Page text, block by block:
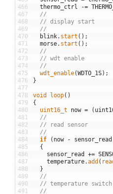
466
467
468
469
470
471
472
473
474
475
476
477
478
479
480
481
482
483
484
485
486
487
488
489
490
491
thermo_ctrl
-=
//
// display start
//
blink. start ( ) ;
morse. start ( ) ;
//
// wdt enable
//
wdt_enable(WDTO_1S) ;
}
void loop( )
{
uint16_t now = (
//
// read sensor
//
if
( now - sensor_read
{
sensor_read
+=
temperature.add (
}
//
// temperature
//